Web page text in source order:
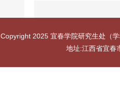
Copyright 2025 宜春学院研究生处（
地址:江西省宜